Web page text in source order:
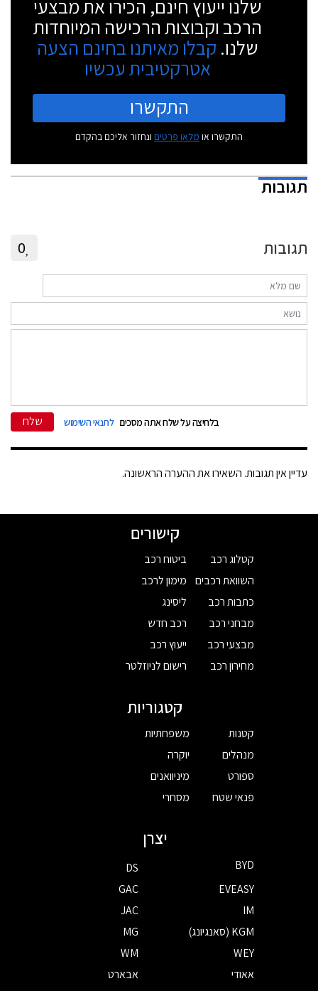
שלנו ייעוץ חינם, הכירו את מבצעי
הרכב וקבוצות הרכישה המיוחדות
שלנו. קבלו מאיתנו בחינם הצעה
אטרקטיבית עכשיו
התקשרו
התקשרו או מלאו פרטים ונחזור אליכם בהקדם
תגובות
תגובות 0
בלחיצה על שלח אתה מסכים לתנאי השימוש שלח
עדיין אין תגובות. השאירו את ההערה הראשונה.
קישורים
קטלוג רכב
השוואת רכבים
כתבות רכב
מבחני רכב
מבצעי רכב
מחירון רכב
ביטוח רכב
מימון לרכב
ליסינג
רכב חדש
ייעוץ רכב
רישום לניוזלטר
קטגוריות
קטנות
מנהלים
ספורט
פנאי שטח
משפחתיות
יוקרה
מיניוואנים
מסחרי
יצרן
BYD
DS
EVEASY
GAC
IM
JAC
KGM (סאנגיונג)
MG
WEY
WM
אאודי
אבארט